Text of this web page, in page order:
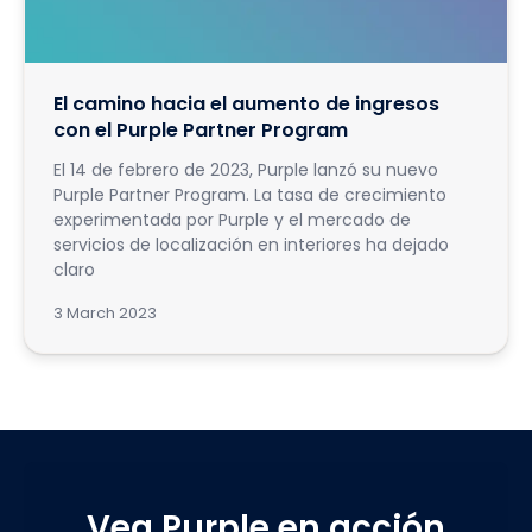
El camino hacia el aumento de ingresos
con el Purple Partner Program
El 14 de febrero de 2023, Purple lanzó su nuevo
Purple Partner Program. La tasa de crecimiento
experimentada por Purple y el mercado de
servicios de localización en interiores ha dejado
claro
3 March 2023